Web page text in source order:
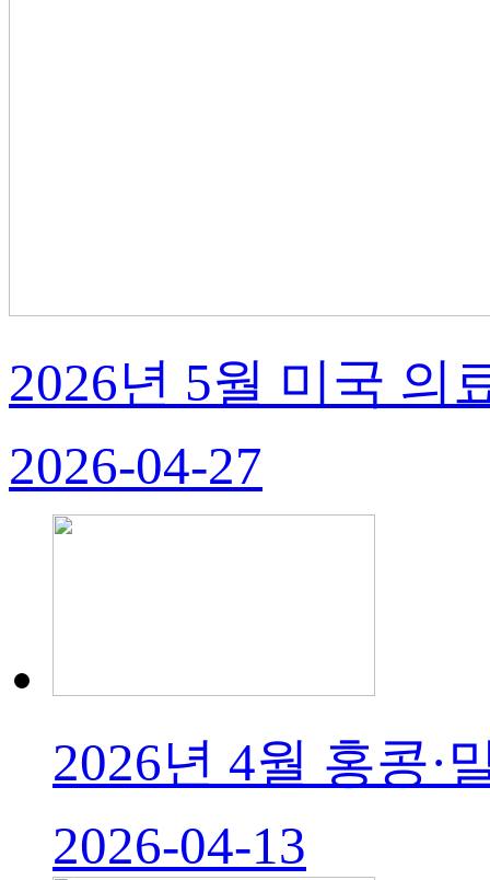
2026년 5월 미국 의
2026-04-27
2026년 4월 홍콩·
2026-04-13